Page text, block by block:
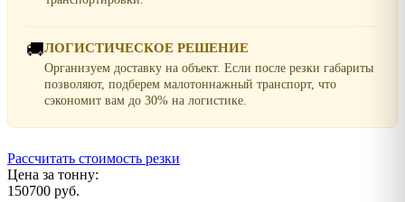
🚚ЛОГИСТИЧЕСКОЕ РЕШЕНИЕ
Организуем доставку на объект. Если после резки габариты
позволяют, подберем малотоннажный транспорт, что
сэкономит вам до 30% на логистике.
Рассчитать стоимость резки
Цена за тонну:
150700 руб.